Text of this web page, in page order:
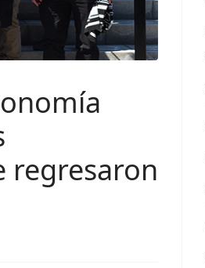
regresaron